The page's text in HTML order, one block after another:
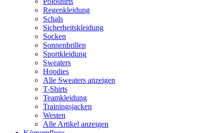
Regenkleidung
Schals
Sicherheitskleidung
Socken
Sonnenbrillen
Sportkleidung
Sweaters
Hoodies
Alle Sweaters anzeigen
T-Shirts
Teamkleidung
Trainingsjacken
Westen
Alle Artikel anzeigen